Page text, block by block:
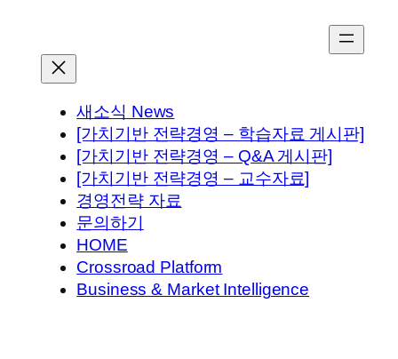
새소식 News
[가치기반 전략경영 – 학습자료 게시판]
[가치기반 전략경영 – Q&A 게시판]
[가치기반 전략경영 – 교수자료]
경영전략 자료
문의하기
HOME
Crossroad Platform
Business & Market Intelligence